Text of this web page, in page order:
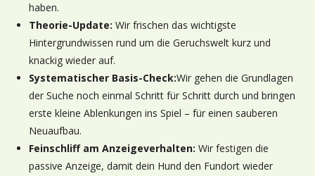
haben.
Theorie-Update: Wir frischen das wichtigste
Hintergrundwissen rund um die Geruchswelt kurz und
knackig wieder auf.
Systematischer Basis-Check:Wir gehen die Grundlagen
der Suche noch einmal Schritt für Schritt durch und bringen
erste kleine Ablenkungen ins Spiel – für einen sauberen
Neuaufbau.
Feinschliff am Anzeigeverhalten: Wir festigen die
passive Anzeige, damit dein Hund den Fundort wieder